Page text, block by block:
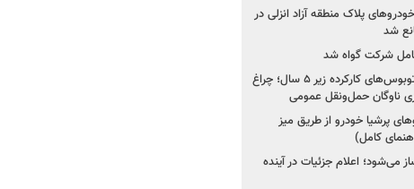
پلاک منطقه آزاد انزلی در
شرکت گواه شد
صدور مجوز واردات اتوبوس‌های کارکرده زیر ۵ سال؛ چراغ
ناوگان حمل‌ونقل عمومی
پرشیا خودرو از طریق میز
کامل)
می‌شود؛ اعلام جزئیات در آینده